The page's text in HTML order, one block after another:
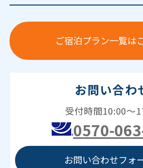
ご宿泊プラン一覧は
お問い合わ
受付時間10:00～
0570-
お問い合わせフォ